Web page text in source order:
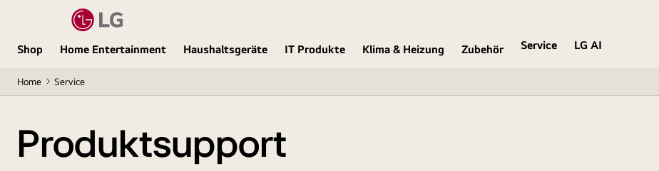
Shop Home Entertainment Haushaltsgeräte IT Produkte Klima & Heizung Zubehör Service
LG AI
Home Service
Produktsupport